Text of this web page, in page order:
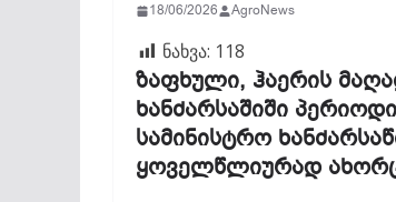
18/06/2026 AgroNews
ნახვა: 118
ზაფხული, ჰაერის
ხანძარსაშიში
სამინისტრო
ყოველწლიურად